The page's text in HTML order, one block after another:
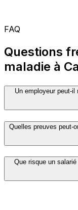
FAQ
Questions
maladie à
Un employeur peut-
Quelles preuves peut-
Que risque un